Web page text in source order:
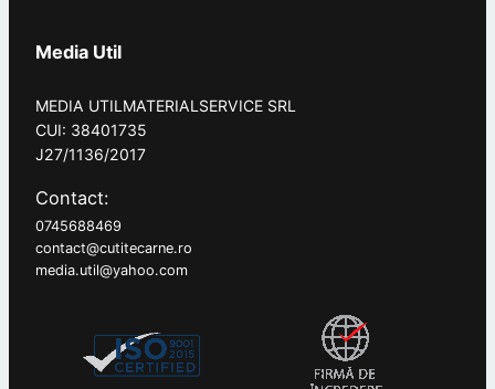
Media Util
MEDIA UTILMATERIALSERVICE SRL
CUI: 38401735
J27/1136/2017
Contact:
0745688469
contact@cutitecarne.ro
media.util@yahoo.com